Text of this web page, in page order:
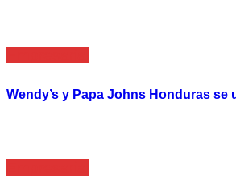
Wendy’s y Papa Johns Honduras